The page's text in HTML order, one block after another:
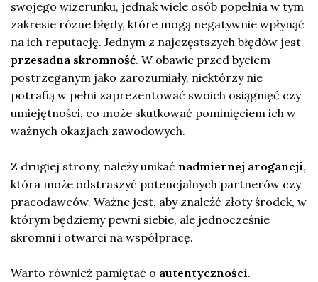
swojego wizerunku, jednak wiele osób popełnia w tym
zakresie różne błędy, które mogą negatywnie wpłynąć
na ich reputację. Jednym z najczęstszych błędów jest
przesadna skromność. W obawie przed byciem
postrzeganym jako zarozumiały, niektórzy nie
potrafią w pełni zaprezentować swoich osiągnięć czy
umiejętności, co może skutkować pominięciem ich w
ważnych okazjach zawodowych.
Z drugiej strony, należy unikać nadmiernej arogancji,
która może odstraszyć potencjalnych partnerów czy
pracodawców. Ważne jest, aby znaleźć złoty środek, w
którym będziemy pewni siebie, ale jednocześnie
skromni i otwarci na współpracę.
Warto również pamiętać o autentyczności.